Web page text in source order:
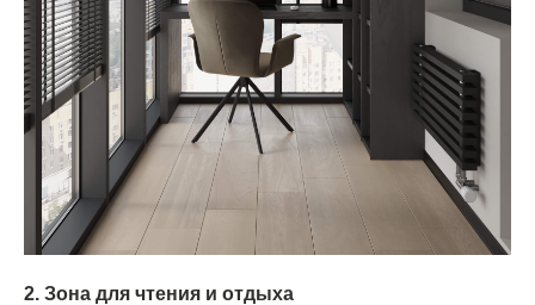
2. Зона для чтения и отдыха